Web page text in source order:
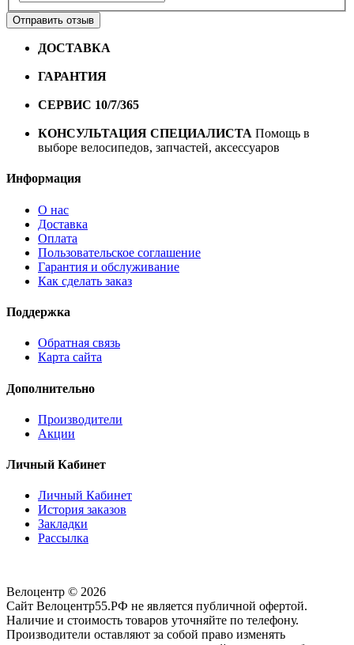
Отправить отзыв
ДОСТАВКА
ГАРАНТИЯ
СЕРВИС 10/7/365
КОНСУЛЬТАЦИЯ СПЕЦИАЛИСТА Помощь в
выборе велосипедов, запчастей, аксессуаров
Информация
О нас
Доставка
Оплата
Пользовательское соглашение
Гарантия и обслуживание
Как сделать заказ
Поддержка
Обратная связь
Карта сайта
Дополнительно
Производители
Акции
Личный Кабинет
Личный Кабинет
История заказов
Закладки
Рассылка
Велоцентр © 2026
Сайт Велоцентр55.РФ не является публичной офертой.
Наличие и стоимость товаров уточняйте по телефону.
Производители оставляют за собой право изменять